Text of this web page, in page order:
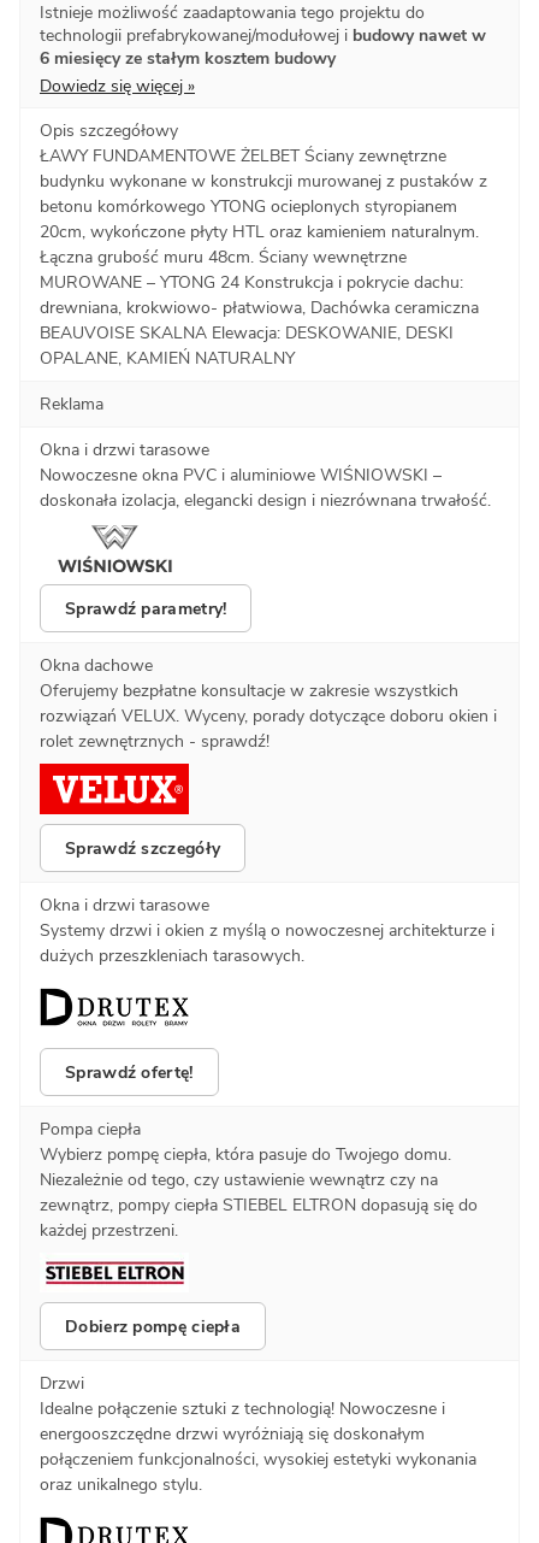
Istnieje możliwość zaadaptowania tego projektu do
technologii prefabrykowanej/modułowej i budowy nawet w
6 miesięcy ze stałym kosztem budowy
Dowiedz się więcej »
Opis szczegółowy
ŁAWY FUNDAMENTOWE ŻELBET Ściany zewnętrzne
budynku wykonane w konstrukcji murowanej z pustaków z
betonu komórkowego YTONG ocieplonych styropianem
20cm, wykończone płyty HTL oraz kamieniem naturalnym.
Łączna grubość muru 48cm. Ściany wewnętrzne
MUROWANE – YTONG 24 Konstrukcja i pokrycie dachu:
drewniana, krokwiowo- płatwiowa, Dachówka ceramiczna
BEAUVOISE SKALNA Elewacja: DESKOWANIE, DESKI
OPALANE, KAMIEŃ NATURALNY
Reklama
Okna i drzwi tarasowe
Nowoczesne okna PVC i aluminiowe WIŚNIOWSKI –
doskonała izolacja, elegancki design i niezrównana trwałość.
Sprawdź parametry!
Okna dachowe
Oferujemy bezpłatne konsultacje w zakresie wszystkich
rozwiązań VELUX. Wyceny, porady dotyczące doboru okien i
rolet zewnętrznych - sprawdź!
Sprawdź szczegóły
Okna i drzwi tarasowe
Systemy drzwi i okien z myślą o nowoczesnej architekturze i
dużych przeszkleniach tarasowych.
Sprawdź ofertę!
Pompa ciepła
Wybierz pompę ciepła, która pasuje do Twojego domu.
Niezależnie od tego, czy ustawienie wewnątrz czy na
zewnątrz, pompy ciepła STIEBEL ELTRON dopasują się do
każdej przestrzeni.
Dobierz pompę ciepła
Drzwi
Idealne połączenie sztuki z technologią! Nowoczesne i
energooszczędne drzwi wyróżniają się doskonałym
połączeniem funkcjonalności, wysokiej estetyki wykonania
oraz unikalnego stylu.